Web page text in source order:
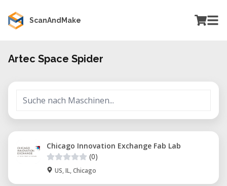
ScanAndMake
Artec Space Spider
Chicago Innovation Exchange Fab Lab
(0)
US, IL, Chicago